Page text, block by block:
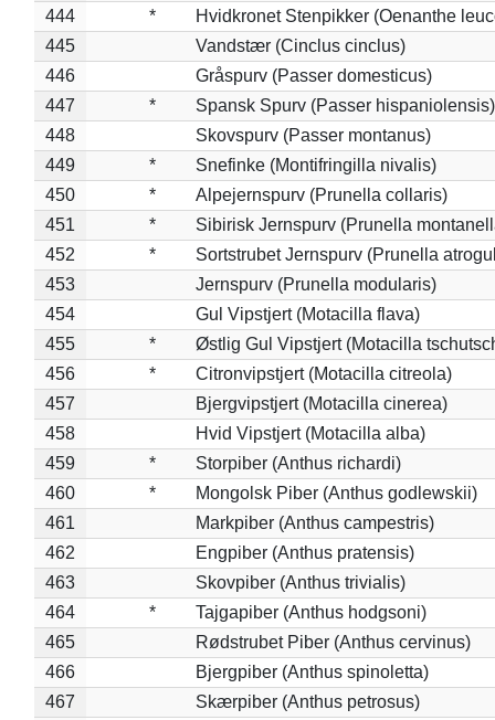
444
*
Hvidkronet Stenpikker (Oenanthe
445
Vandstær (Cinclus cinclus)
446
Gråspurv (Passer domesticus)
447
*
Spansk Spurv (Passer hispaniolensis)
448
Skovspurv (Passer montanus)
449
*
Snefinke (Montifringilla nivalis)
450
*
Alpejernspurv (Prunella collaris)
451
*
Sibirisk Jernspurv (Prunella
452
*
Sortstrubet Jernspurv (Prunella
453
Jernspurv (Prunella modularis)
454
Gul Vipstjert (Motacilla flava)
455
*
Østlig Gul Vipstjert (Motacilla
456
*
Citronvipstjert (Motacilla citreola)
457
Bjergvipstjert (Motacilla cinerea)
458
Hvid Vipstjert (Motacilla alba)
459
*
Storpiber (Anthus richardi)
460
*
Mongolsk Piber (Anthus godlewskii)
461
Markpiber (Anthus campestris)
462
Engpiber (Anthus pratensis)
463
Skovpiber (Anthus trivialis)
464
*
Tajgapiber (Anthus hodgsoni)
465
Rødstrubet Piber (Anthus cervinus)
466
Bjergpiber (Anthus spinoletta)
467
Skærpiber (Anthus petrosus)